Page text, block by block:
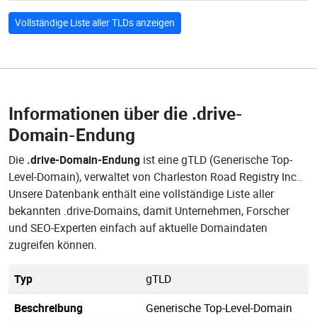
Vollständige Liste aller TLDs anzeigen
Informationen über die .drive-
Domain-Endung
Die .drive-Domain-Endung ist eine gTLD (Generische Top-
Level-Domain), verwaltet von Charleston Road Registry Inc..
Unsere Datenbank enthält eine vollständige Liste aller
bekannten .drive-Domains, damit Unternehmen, Forscher
und SEO-Experten einfach auf aktuelle Domaindaten
zugreifen können.
Typ
gTLD
Beschreibung
Generische Top-Level-Domain